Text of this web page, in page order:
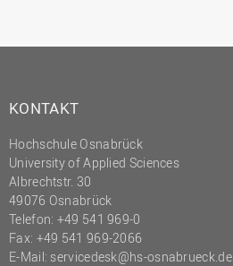
Personalrat
Präsidialbüro
Professional School
Projekte des Präsidiums
Projektmanagement Office
(PMO)
KONTAKT
Hochschule Osnabrück
University of Applied Sciences
Albrechtstr. 30
49076 Osnabrück
Telefon: +49 541 969-0
Fax: +49 541 969-2066
E-Mail: servicedesk@hs-osnabrueck.de